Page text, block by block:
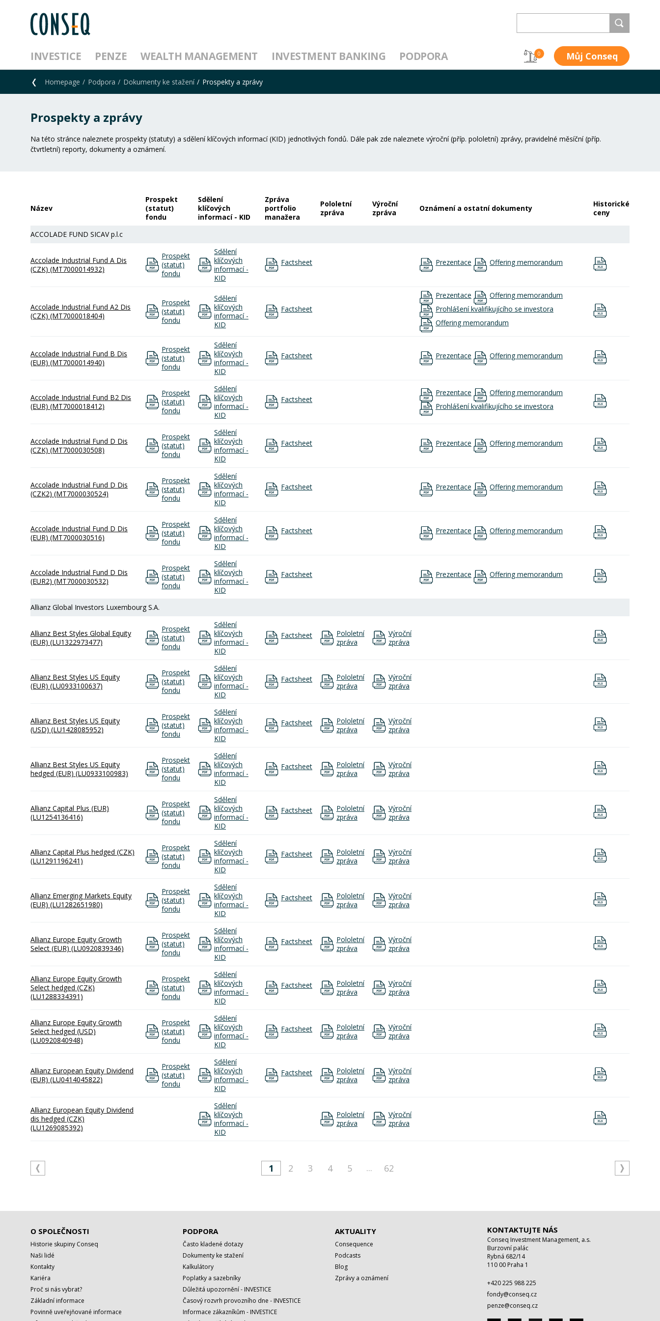
INVESTICE PENZE WEALTH MANAGEMENT INVESTMENT BANKING PODPORA 0 Můj Conseq
Homepage Podpora Dokumenty ke stažení Prospekty a zprávy
Prospekty a zprávy
Na této stránce naleznete prospekty (statuty) a sdělení klíčových informací (KID) jednotlivých fondů. Dále pak zde naleznete výroční (příp. pololetní) zprávy, pravidelné měsíční (příp.
čtvrtletní) reporty, dokumenty a oznámení.
Název
Prospekt
(statut)
fondu
Sdělení
klíčových
informací - KID
Zpráva
portfolio
manažera
Pololetní
zpráva
Výroční
zpráva
Oznámení a ostatní dokumenty
Historické
ceny
ACCOLADE FUND SICAV p.l.c
Accolade Industrial Fund A Dis
(CZK) (MT7000014932)
Prospekt
(statut)
fondu
Sdělení
klíčových
informací -
KID
Factsheet Prezentace Offering memorandum
Accolade Industrial Fund A2 Dis
(CZK) (MT7000018404)
Prospekt
(statut)
fondu
Sdělení
klíčových
informací -
KID
Factsheet
Prezentace
Offering memorandum
Prohlášení kvalifikujícího se investora
Offering memorandum
Accolade Industrial Fund B Dis
(EUR) (MT7000014940)
Prospekt
(statut)
fondu
Sdělení
klíčových
informací -
KID
Factsheet Prezentace Offering memorandum
Accolade Industrial Fund B2 Dis
(EUR) (MT7000018412)
Prospekt
(statut)
fondu
Sdělení
klíčových
informací -
KID
Factsheet
Prezentace
Offering memorandum
Prohlášení kvalifikujícího se investora
Accolade Industrial Fund D Dis
(CZK) (MT7000030508)
Prospekt
(statut)
fondu
Sdělení
klíčových
informací -
KID
Factsheet Prezentace Offering memorandum
Accolade Industrial Fund D Dis
(CZK2) (MT7000030524)
Prospekt
(statut)
fondu
Sdělení
klíčových
informací -
KID
Factsheet Prezentace Offering memorandum
Accolade Industrial Fund D Dis
(EUR) (MT7000030516)
Prospekt
(statut)
fondu
Sdělení
klíčových
informací -
KID
Factsheet Prezentace Offering memorandum
Accolade Industrial Fund D Dis
(EUR2) (MT7000030532)
Prospekt
(statut)
fondu
Sdělení
klíčových
informací -
KID
Factsheet Prezentace Offering memorandum
Allianz Global Investors Luxembourg S.A.
Allianz Best Styles Global Equity
(EUR) (LU1322973477)
Prospekt
(statut)
fondu
Sdělení
klíčových
informací -
KID
Factsheet
Pololetní
zpráva
Výroční
zpráva
Allianz Best Styles US Equity
(EUR) (LU0933100637)
Prospekt
(statut)
fondu
Sdělení
klíčových
informací -
KID
Factsheet
Pololetní
zpráva
Výroční
zpráva
Allianz Best Styles US Equity
(USD) (LU1428085952)
Prospekt
(statut)
fondu
Sdělení
klíčových
informací -
KID
Factsheet
Pololetní
zpráva
Výroční
zpráva
Allianz Best Styles US Equity
hedged (EUR) (LU0933100983)
Prospekt
(statut)
fondu
Sdělení
klíčových
informací -
KID
Factsheet
Pololetní
zpráva
Výroční
zpráva
Allianz Capital Plus (EUR)
(LU1254136416)
Prospekt
(statut)
fondu
Sdělení
klíčových
informací -
KID
Factsheet
Pololetní
zpráva
Výroční
zpráva
Allianz Capital Plus hedged (CZK)
(LU1291196241)
Prospekt
(statut)
fondu
Sdělení
klíčových
informací -
KID
Factsheet
Pololetní
zpráva
Výroční
zpráva
Allianz Emerging Markets Equity
(EUR) (LU1282651980)
Prospekt
(statut)
fondu
Sdělení
klíčových
informací -
KID
Factsheet
Pololetní
zpráva
Výroční
zpráva
Allianz Europe Equity Growth
Select (EUR) (LU0920839346)
Prospekt
(statut)
fondu
Sdělení
klíčových
informací -
KID
Factsheet
Pololetní
zpráva
Výroční
zpráva
Allianz Europe Equity Growth
Select hedged (CZK)
(LU1288334391)
Prospekt
(statut)
fondu
Sdělení
klíčových
informací -
KID
Factsheet
Pololetní
zpráva
Výroční
zpráva
Allianz Europe Equity Growth
Select hedged (USD)
(LU0920840948)
Prospekt
(statut)
fondu
Sdělení
klíčových
informací -
KID
Factsheet
Pololetní
zpráva
Výroční
zpráva
Allianz European Equity Dividend
(EUR) (LU0414045822)
Prospekt
(statut)
fondu
Sdělení
klíčových
informací -
KID
Factsheet
Pololetní
zpráva
Výroční
zpráva
Allianz European Equity Dividend
dis hedged (CZK)
(LU1269085392)
Sdělení
klíčových
informací -
KID
Pololetní
zpráva
Výroční
zpráva
1 2 3 4 5 ... 62
O SPOLEČNOSTI
Historie skupiny Conseq
Naši lidé
Kontakty
Kariéra
Proč si nás vybrat?
Základní informace
Povinně uveřejňované informace
PODPORA
Často kladené dotazy
Dokumenty ke stažení
Kalkulátory
Poplatky a sazebníky
Důležitá upozornění - INVESTICE
Časový rozvrh provozního dne - INVESTICE
Informace zákazníkům - INVESTICE
AKTUALITY
Consequence
Podcasts
Blog
Zprávy a oznámení
KONTAKTUJTE NÁS
Conseq Investment Management, a.s.
Burzovní palác
Rybná 682/14
110 00 Praha 1
+420 225 988 225
fondy@conseq.cz
penze@conseq.cz